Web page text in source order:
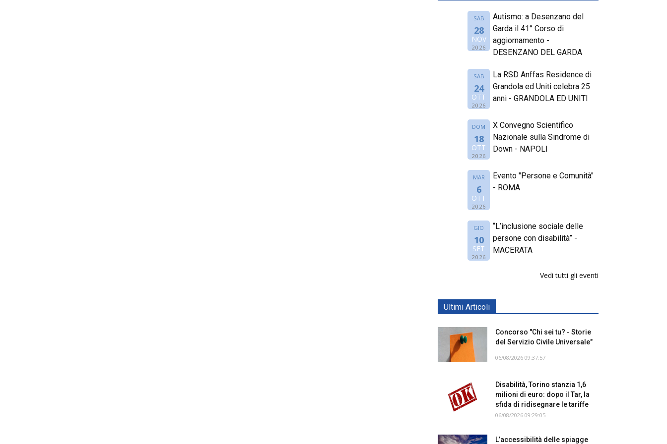
SAB
28
NOV
2026
Autismo: a Desenzano del
Garda il 41° Corso di
aggiornamento -
DESENZANO DEL GARDA
SAB
24
OTT
2026
La RSD Anffas Residence di
Grandola ed Uniti celebra 25
anni - GRANDOLA ED UNITI
DOM
18
OTT
2026
X Convegno Scientifico
Nazionale sulla Sindrome di
Down - NAPOLI
MAR
6
OTT
2026
Evento "Persone e Comunità"
- ROMA
GIO
10
SET
2026
“L’inclusione sociale delle
persone con disabilità” -
MACERATA
Vedi tutti gli eventi
Ultimi Articoli
Concorso "Chi sei tu? - Storie
del Servizio Civile Universale"
06/08/2026 09:37:57
Disabilità, Torino stanzia 1,6
milioni di euro: dopo il Tar, la
sfida di ridisegnare le tariffe
06/08/2026 09:29:05
L’accessibilità delle spiagge